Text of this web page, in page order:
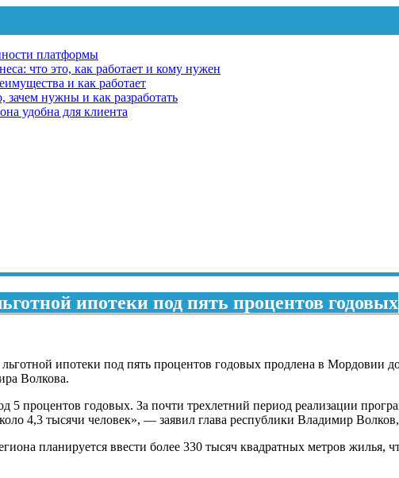
платформы
что это, как работает и кому нужен
и как работает
зачем нужны и как разработать
удобна для клиента
ипотеки под пять процентов годовых
ипотеки под пять процентов годовых продлена в Мордовии до 1
Волкова.
процентов годовых. За почти трехлетний период реализации
4,3 тысячи человек», — заявил глава республики Владимир
планируется ввести более 330 тысяч квадратных метров жилья,